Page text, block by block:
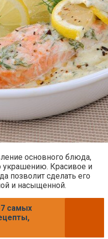
основного блюда,
украшению. Красивое и
позволит сделать его
и насыщенной.
самых